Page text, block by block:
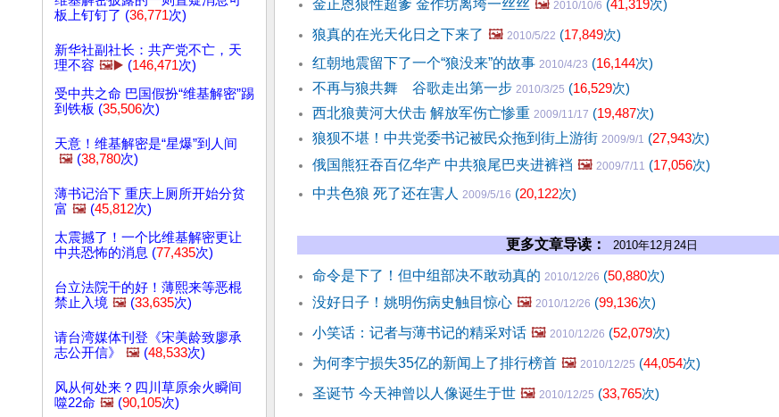
板上钉钉了 (36,771次)
新华社副社长：共产党不亡，天
理不容 🖼️▶️ (146,471次)
受中共之命 巴国假扮“维基解密”踢
到铁板 (35,506次)
天意！维基解密是“星爆”到人间
🖼️ (38,780次)
薄书记治下 重庆上厕所开始分贫
富 🖼️ (45,812次)
太震撼了！一个比维基解密更让
中共恐怖的消息 (77,435次)
台立法院干的好！薄熙来等恶棍
禁止入境 🖼️ (33,635次)
请台湾媒体刊登《宋美龄致廖承
志公开信》
🖼️ (48,533次)
风从何处来？四川草原余火瞬间
噬22命 🖼️ (90,105次)
金正恩狼性超爹 金作坊离垮一丝丝 🖼️ 2010/10/6 (41,319次)
狼真的在光天化日之下来了 🖼️ 2010/5/22 (17,849次)
红朝地震留下了一个“狼没来”的故事 2010/4/23 (16,144次)
不再与狼共舞 谷歌走出第一步 2010/3/25 (16,529次)
西北狼黄河大伏击 解放军伤亡惨重 2009/11/17 (19,487次)
狼狈不堪！中共党委书记被民众拖到街上游街 2009/9/1 (27,943次)
俄国熊狂吞百亿华产 中共狼尾巴夹进裤裆 🖼️ 2009/7/11 (17,056次)
中共色狼 死了还在害人 2009/5/16 (20,122次)
更多文章导读： 2010年12月24日
命令是下了！但中组部决不敢动真的 2010/12/26 (50,880次)
没好日子！姚明伤病史触目惊心 🖼️ 2010/12/26 (99,136次)
小笑话：记者与薄书记的精采对话 🖼️ 2010/12/26 (52,079次)
为何李宁损失35亿的新闻上了排行榜首 🖼️ 2010/12/25 (44,054次)
圣诞节 今天神曾以人像诞生于世 🖼️ 2010/12/25 (33,765次)